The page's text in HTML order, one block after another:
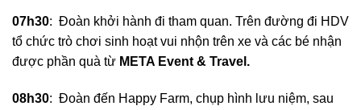
07h30: Đoàn khởi hành đi tham quan. Trên đường đi HDV
tổ chức trò chơi sinh hoạt vui nhộn trên xe và các bé nhận
được phần quà từ META Event & Travel.
08h30: Đoàn đến Happy Farm, chụp hình lưu niệm, sau